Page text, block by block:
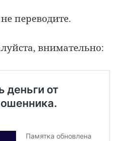
переводите.
внимательно: